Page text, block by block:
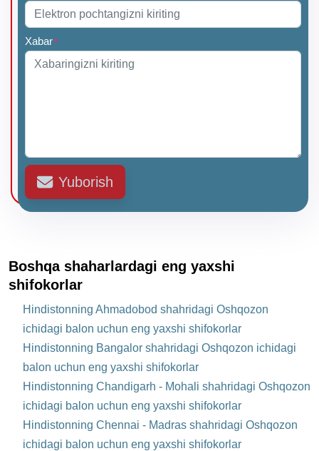
Xabar*
Yuborish
Boshqa shaharlardagi eng yaxshi
shifokorlar
Hindistonning Ahmadobod shahridagi Oshqozon
ichidagi balon uchun eng yaxshi shifokorlar
Hindistonning Bangalor shahridagi Oshqozon ichidagi
balon uchun eng yaxshi shifokorlar
Hindistonning Chandigarh - Mohali shahridagi Oshqozon
ichidagi balon uchun eng yaxshi shifokorlar
Hindistonning Chennai - Madras shahridagi Oshqozon
ichidagi balon uchun eng yaxshi shifokorlar